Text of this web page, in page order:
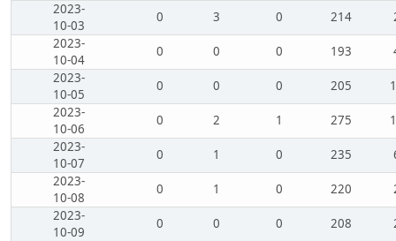
2023-
10-03
0 3 0 214
2023-
10-04
0 0 0 193
2023-
10-05
0 0 0 205
2023-
10-06
0 2 1 275
2023-
10-07
0 1 0 235
2023-
10-08
0 1 0 220
2023-
10-09
0 0 0 208